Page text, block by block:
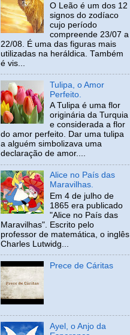
O Leão é um dos 12
signos do zodíaco
cujo período
compreende 23/07 a
22/08. É uma das figuras mais
utilizadas na heráldica. Também
é vis...
Tulipa, o Amor
Perfeito.
A Tulipa é uma flor
originária da Turquia
e considerada a flor
do amor perfeito. Dar uma tulipa
a alguém simbolizava uma
declaração de amor....
Alice no País das
Maravilhas.
Em 4 de julho de
1865 era publicado
"Alice no País das
Maravilhas". Escrito pelo
professor de matemática, o inglês
Charles Lutwidg...
Prece de Cáritas
Ayel, o Anjo da